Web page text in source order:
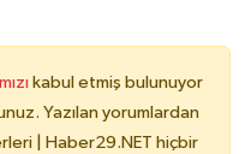
kabul etmiş bulunuyor
Yazılan yorumlardan
| Haber29.NET hiçbir